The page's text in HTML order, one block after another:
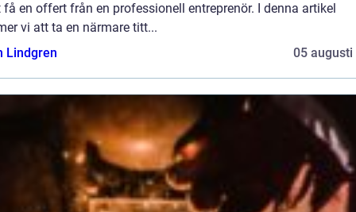
få en offert från en professionell entreprenör. I denna artikel
vi att ta en närmare titt...
Lindgren
05 augusti